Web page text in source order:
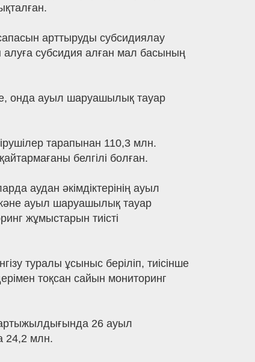
арттыруды субсидиялау
субсидия алған мал басының
онда ауыл шаруашылық тауар
тарапынан 110,3 млн.
белгілі болған.
аудан әкімдіктерінің ауыл
ауыл шаруашылық тауар
жұмыстарын тиісті
туралы ұсыныс беріліп, тиісінше
тоқсан сайын мониторинг
жартыжылдығында 26 ауыл
24,2 млн.